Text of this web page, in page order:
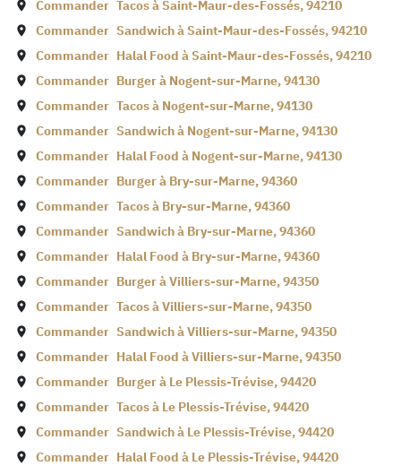
Commander Tacos àSaint-Maur-des-Fossés,94210
Commander Sandwich àSaint-Maur-des-Fossés,94210
Commander Halal Food àSaint-Maur-des-Fossés,94210
Commander Burger à Nogent-sur-Marne,94130
Commander Tacos à Nogent-sur-Marne,94130
Commander Sandwich à Nogent-sur-Marne,94130
Commander Halal Food à Nogent-sur-Marne,94130
Commander Burger à Bry-sur-Marne,94360
Commander Tacos à Bry-sur-Marne,94360
Commander Sandwich à Bry-sur-Marne,94360
Commander Halal Food à Bry-sur-Marne,94360
Commander Burger àVilliers-sur-Marne,94350
Commander Tacos àVilliers-sur-Marne,94350
Commander Sandwich àVilliers-sur-Marne,94350
Commander Halal Food àVilliers-sur-Marne,94350
Commander Burger à Le Plessis-Trévise,94420
Commander Tacos à Le Plessis-Trévise,94420
Commander Sandwich à Le Plessis-Trévise,94420
Commander Halal Food à Le Plessis-Trévise,94420